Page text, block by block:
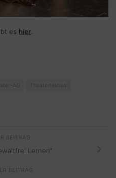
es hier
BEITRAG
Lernen“
BEITRAG